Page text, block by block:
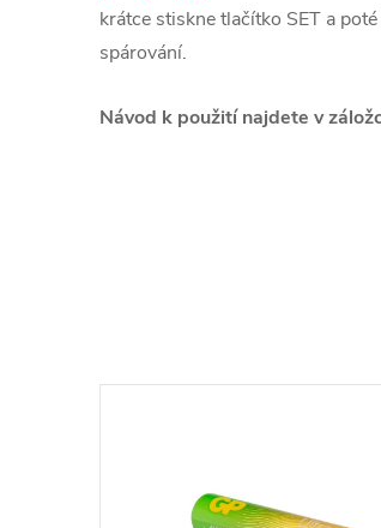
krátce stiskne tlačítko SET a
spárování.
Návod k použití najdete v